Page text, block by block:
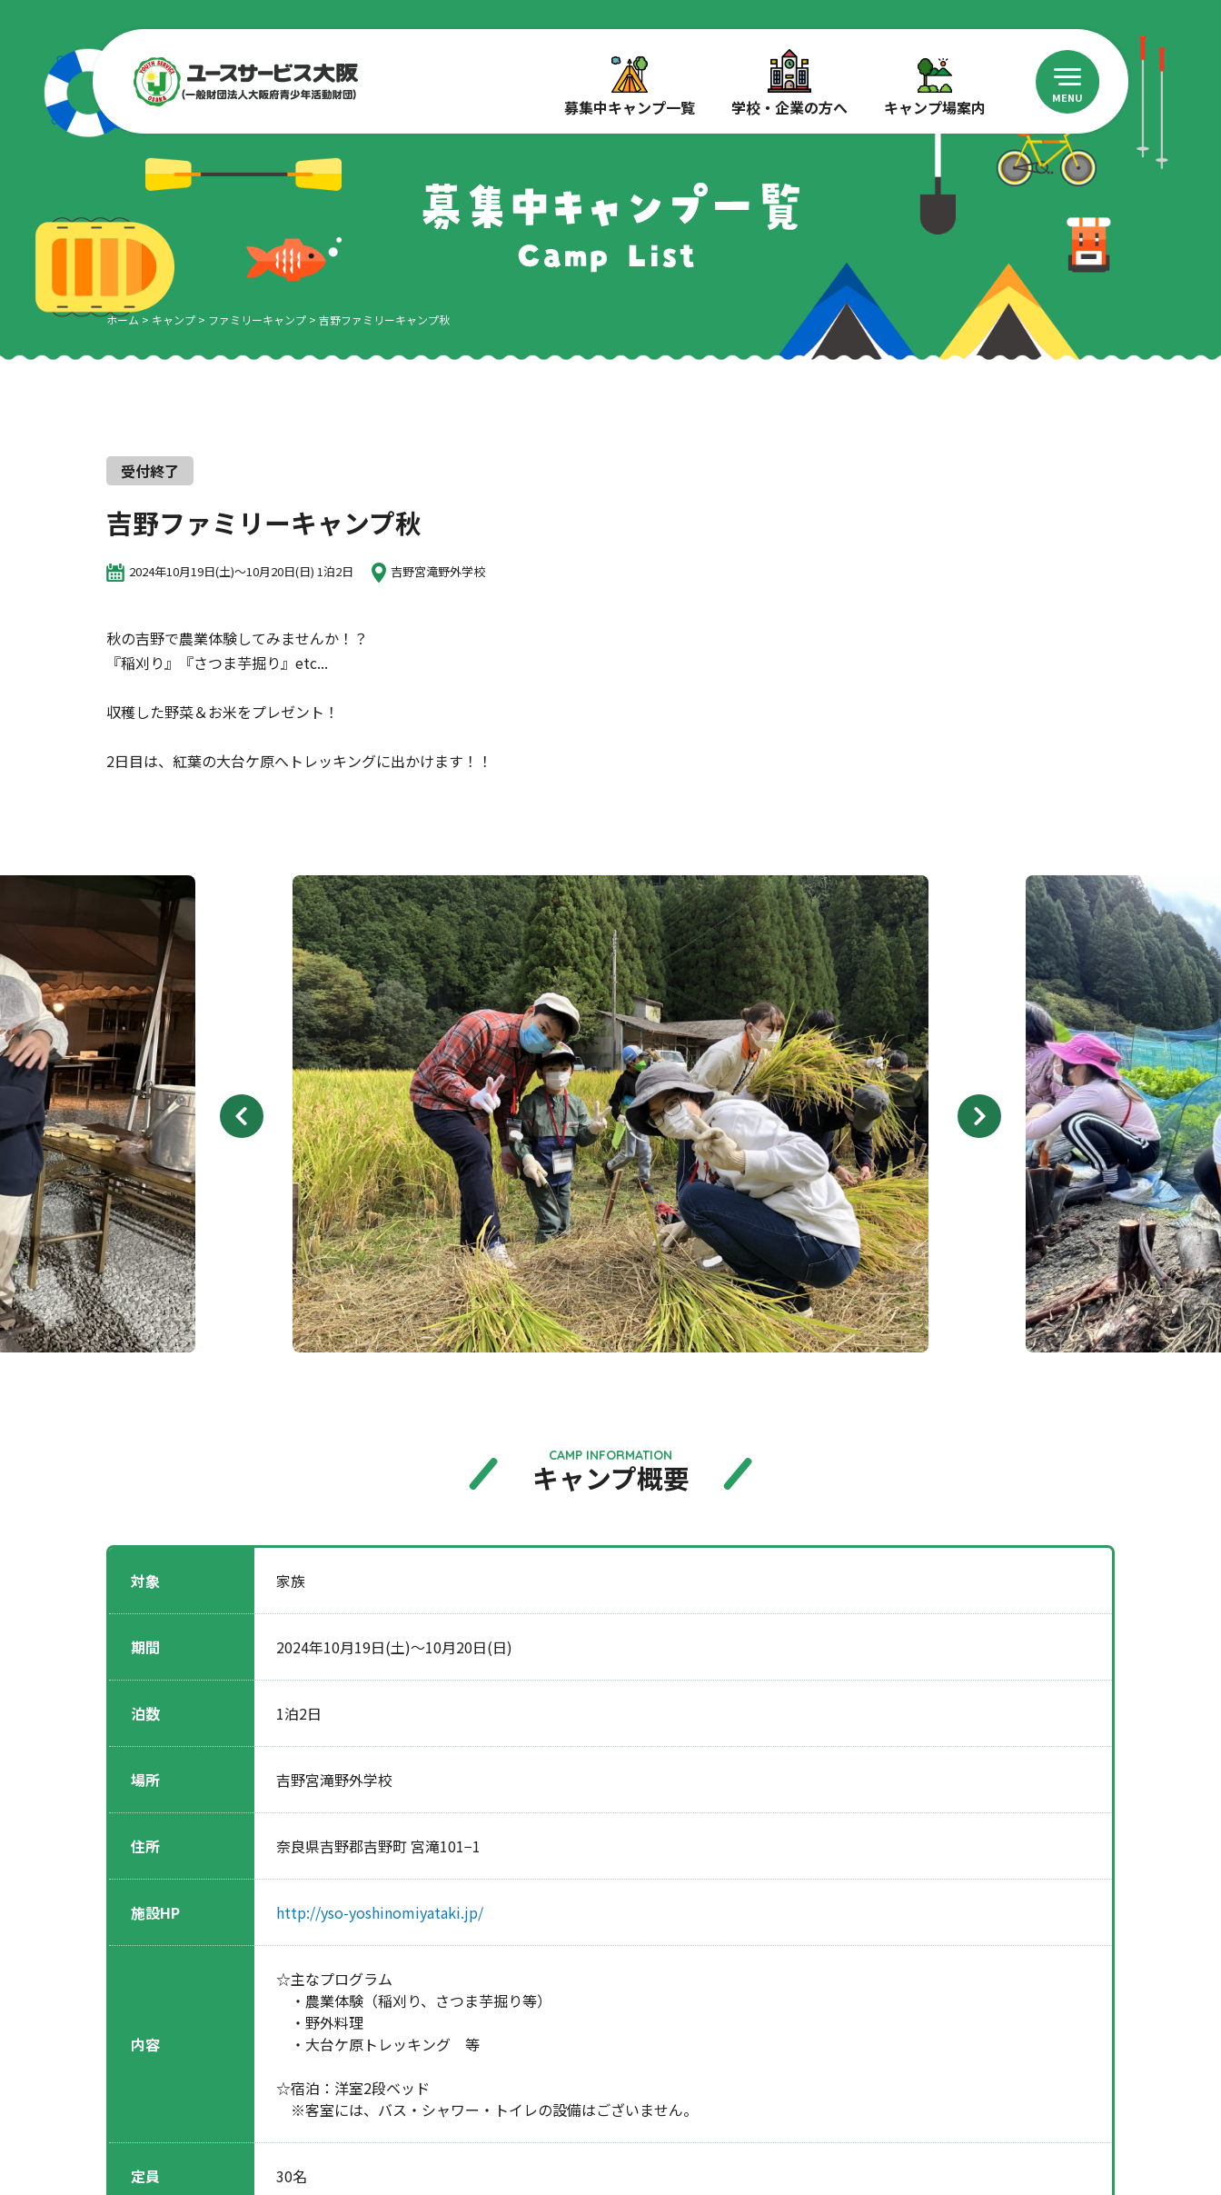
募集中キャンプ一覧 学校・企業の方へ キャンプ場案内 MENU
覧
プ
場
案
内
は
じ
め
て
の
方
へ
写
真
ギ
ャ
ラ
リ
ー
ご
入
金・
参
加
カ
ー
ド
提
出
確
認
新
着
情
報
団
体
概
要
採
用
情
報
ア
ウ
ト
ド
ア
リ
ー
ダ
ー
ホーム > キャンプ > ファミリーキャンプ > 吉野ファミリーキャンプ秋
受付終了
吉野ファミリーキャンプ秋
2024年10月19日(土)～10月20日(日) 1泊2日 吉野宮滝野外学校
秋の吉野で農業体験してみませんか！？
『稲刈り』『さつま芋掘り』etc...
収穫した野菜＆お米をプレゼント！
2日目は、紅葉の大台ケ原へトレッキングに出かけます！！
CAMP INFORMATION
キャンプ概要
対象 家族
期間 2024年10月19日(土)～10月20日(日)
泊数 1泊2日
場所 吉野宮滝野外学校
住所 奈良県吉野郡吉野町 宮滝101−1
施設HP http://yso-yoshinomiyataki.jp/
内容
☆主なプログラム
・農業体験（稲刈り、さつま芋掘り等）
・野外料理
・大台ケ原トレッキング 等
☆宿泊：洋室2段ベッド
※客室には、バス・シャワー・トイレの設備はございません。
定員 30名